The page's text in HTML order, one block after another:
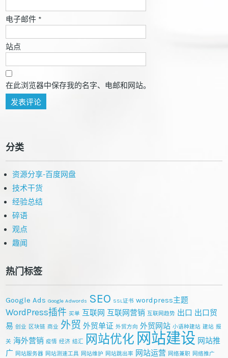
电子邮件 *
站点
在此浏览器中保存我的名字、电邮和网站。
分类
资源分享-百度网盘
技术干货
经验总结
碎语
观点
趣闻
热门标签
Google Ads Google Adwords SEO SSL证书 wordpress主题
WordPress插件 买单 互联网 互联网营销 互联网趋势 出口 出口贸
易 创业 区块链 商业 外贸 外贸单证 外贸方向 外贸网站 小语种建站 建站 报
关 海外营销 疫情 经济 结汇 网站优化 网站建设 网站推
广 网站服务器 网站测速工具 网站维护 网站跳出率 网站运营 网络兼职 网络推广